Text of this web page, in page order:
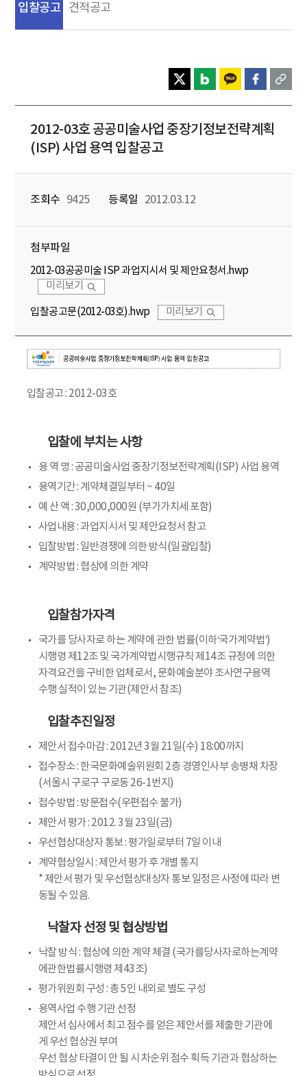
입찰공고 견적공고
2012-03호 공공미술사업 중장기정보전략계획
(ISP) 사업 용역 입찰공고
조회수 9425 등록일 2012.03.12
첨부파일
2012-03공공미술 ISP 과업지시서 및 제안요청서.hwp
미리보기
입찰공고문(2012-03호).hwp 미리보기
입찰공고 : 2012-03호
입찰에 부치는 사항
용 역 명 : 공공미술사업 중장기정보전략계획(ISP) 사업 용역
용역기간 : 계약체결일부터 ~ 40일
예 산 액 : 30,000,000원 (부가가치세 포함)
사업내용 : 과업지시서 및 제안요청서 참고
입찰방법 : 일반경쟁에 의한 방식(일괄입찰)
계약방법 : 협상에 의한 계약
입찰참가자격
국가를 당사자로 하는 계약에 관한 법률(이하‘국가계약법’)
시행령 제12조 및 국가계약법시행규칙 제14조 규정에 의한
자격요건을 구비한 업체로서, 문화예술분야 조사연구용역
수행 실적이 있는 기관(제안서 참조)
입찰추진일정
제안서 접수마감 : 2012년 3월 21일(수) 18:00까지
접수장소 : 한국문화예술위원회 2층 경영인사부 송병채 차장
(서울시 구로구 구로동 26-1번지)
접수방법 : 방문접수(우편접수 불가)
제안서 평가 : 2012. 3월 23일(금)
우선협상대상자 통보 : 평가일로부터 7일 이내
계약협상일시 : 제안서 평가 후 개별 통지
* 제안서 평가 및 우선협상대상자 통보 일정은 사정에 따라 변
동될 수 있음.
낙찰자 선정 및 협상방법
낙찰 방식 : 협상에 의한 계약 체결 (국가를당사자로하는계약
에관한법률시행령 제43조)
평가위원회 구성 : 총 5인 내외로 별도 구성
용역사업 수행 기관 선정
제안서 심사에서 최고 점수를 얻은 제안서를 제출한 기관에
게 우선 협상권 부여
우선 협상 타결이 안 될 시 차순위 점수 획득 기관과 협상하는